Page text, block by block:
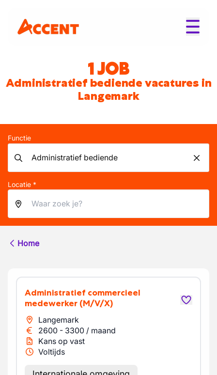
1 JOB
Administratief bediende vacatures in
Langemark
Functie
Locatie *
Home
Administratief commercieel
medewerker (M/V/X)
Langemark
2600 - 3300 / maand
Kans op vast
Voltijds